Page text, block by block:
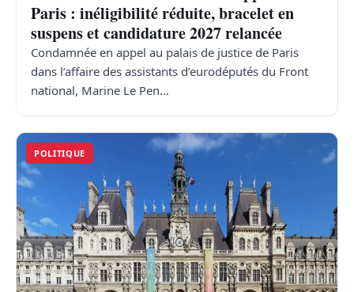
Paris : inéligibilité réduite, bracelet en
suspens et candidature 2027 relancée
Condamnée en appel au palais de justice de Paris
dans l’affaire des assistants d’eurodéputés du Front
national, Marine Le Pen…
POLITIQUE